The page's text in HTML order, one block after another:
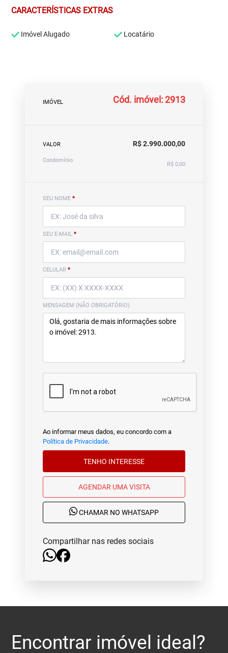
CARACTERÍSTICAS EXTRAS
Imóvel Alugado Locatário
IMÓVEL Cód. imóvel: 2913
VALOR R$ 2.990.000,00
Condomínio
R$ 0,00
SEU NOME *
SEU E-MAIL *
CELULAR *
MENSAGEM (NÃO OBRIGATÓRIO)
Ao informar meus dados, eu concordo com a
Política de Privacidade.
TENHO INTERESSE
AGENDAR UMA VISITA
CHAMAR NO WHATSAPP
Compartilhar nas redes sociais
Encontrar imóvel ideal?